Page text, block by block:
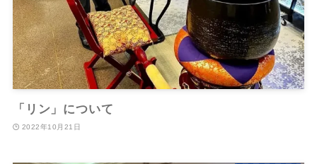
「リン」について
2022年10月21日